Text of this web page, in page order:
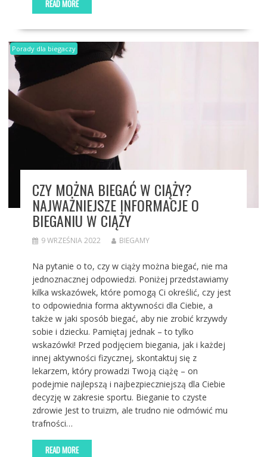
READ MORE
Porady dla biegaczy
CZY MOŻNA BIEGAĆ W CIĄŻY?
NAJWAŻNIEJSZE INFORMACJE O
BIEGANIU W CIĄŻY
9 WRZEŚNIA 2022 BIEGAMY
Na pytanie o to, czy w ciąży można biegać, nie ma
jednoznacznej odpowiedzi. Poniżej przedstawiamy
kilka wskazówek, które pomogą Ci określić, czy jest
to odpowiednia forma aktywności dla Ciebie, a
także w jaki sposób biegać, aby nie zrobić krzywdy
sobie i dziecku. Pamiętaj jednak – to tylko
wskazówki! Przed podjęciem biegania, jak i każdej
innej aktywności fizycznej, skontaktuj się z
lekarzem, który prowadzi Twoją ciążę – on
podejmie najlepszą i najbezpieczniejszą dla Ciebie
decyzję w zakresie sportu. Bieganie to czyste
zdrowie Jest to truizm, ale trudno nie odmówić mu
trafności…
READ MORE